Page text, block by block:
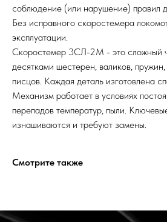
соблюдение (или нарушение) правил
Без исправного скоростемера
эксплуатации.
Скоростемер 3СЛ-2М - это сложный
десятками шестерен, валиков,
писцов. Каждая деталь изготовлена
Механизм работает в условиях
перепадов температур, пыли.
изнашиваются и требуют замены.
Смотрите также